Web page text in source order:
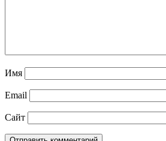
Имя
Email
Сайт